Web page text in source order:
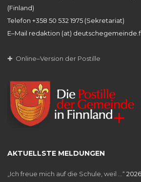
(Finland)
Telefon +358 50 532 1975 (Sekretariat)
E–Mail redaktion (at)
✚ Online–Version der Postille
AKTUELLSTE MELDUNGEN
„Ich freue mich auf die Schule, weil …“